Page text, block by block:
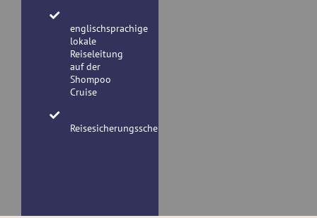
englischsprachige
lokale
Reiseleitung
auf der
Shompoo
Cruise
Reisesicherungsschein